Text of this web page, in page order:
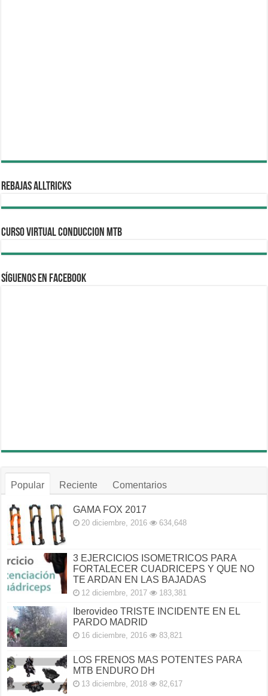
REBAJAS ALLTRICKS
CURSO VIRTUAL CONDUCCION MTB
Síguenos en Facebook
Popular Reciente Comentarios
GAMA FOX 2017
20 diciembre, 2016 634,648
3 EJERCICIOS ISOMETRICOS PARA
FORTALECER CUADRICEPS Y QUE NO
TE ARDAN EN LAS BAJADAS
12 diciembre, 2017 183,381
Iberovideo TRISTE INCIDENTE EN EL
PARDO MADRID
16 diciembre, 2016 83,821
LOS FRENOS MAS POTENTES PARA
MTB ENDURO DH
13 diciembre, 2018 82,617